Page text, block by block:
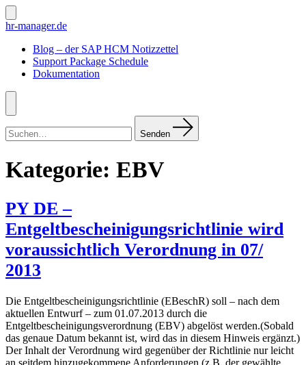
Zum
Inhalt
Suche
ein-/ausblenden
hr-manager.de
Blog – der SAP HCM Notizzettel
Support Package Schedule
Dokumentation
Menü
nach:
Senden
Kategorie: EBV
PY DE –
Entgeltbescheinigungsrichtlinie wird
voraussichtlich Verordnung in 07/
2013
Die Entgeltbescheinigungsrichtlinie (EBeschR) soll – nach dem
aktuellen Entwurf – zum 01.07.2013 durch die
Entgeltbescheinigungsverordnung (EBV) abgelöst werden.(Sobald
das genaue Datum bekannt ist, wird das in diesem Hinweis ergänzt.)
Der Inhalt der Verordnung wird gegenüber der Richtlinie nur leicht